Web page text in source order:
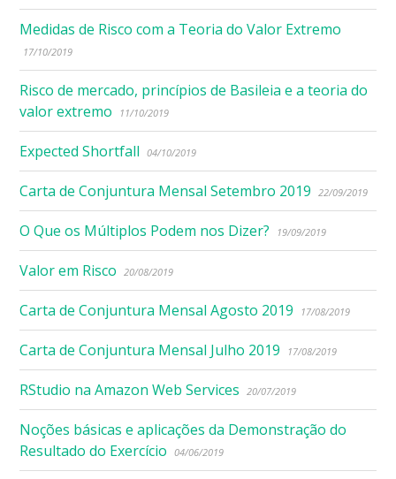
Medidas de Risco com a Teoria do Valor Extremo
17/10/2019
Risco de mercado, princípios de Basileia e a teoria do
valor extremo
11/10/2019
Expected Shortfall 04/10/2019
Carta de Conjuntura Mensal Setembro 2019 22/09/2019
O Que os Múltiplos Podem nos Dizer? 19/09/2019
Valor em Risco 20/08/2019
Carta de Conjuntura Mensal Agosto 2019 17/08/2019
Carta de Conjuntura Mensal Julho 2019 17/08/2019
RStudio na Amazon Web Services 20/07/2019
Noções básicas e aplicações da Demonstração do
Resultado do Exercício
04/06/2019